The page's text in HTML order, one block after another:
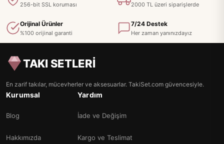
256-bit SSL koruması 2000 TL üzeri siparişlerde
Orijinal Ürünler
%100 orijinal garanti
7/24 Destek
Her zaman yanınızdayız
TAKI SETLERİ
En zarif takılar, mücevherler ve aksesuarlar. TakiSet.com güvencesiyle.
Kurumsal
Blog
Hakkımızda
Yardım
İade ve Değişim
Kargo ve Teslimat